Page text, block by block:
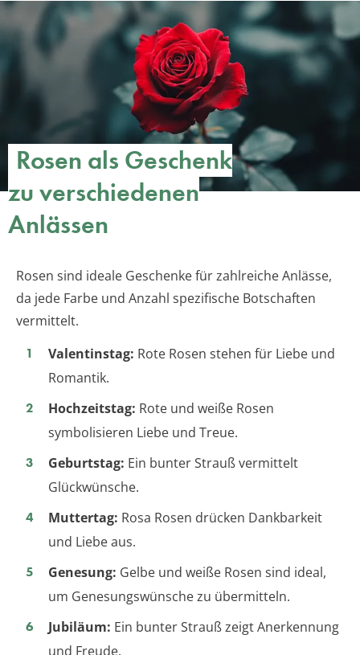
Rosen als Geschenk
zu verschiedenen
Anlässen
Rosen sind ideale Geschenke für zahlreiche Anlässe,
da jede Farbe und Anzahl spezifische Botschaften
vermittelt.
Valentinstag: Rote Rosen stehen für Liebe und
Romantik.
Hochzeitstag: Rote und weiße Rosen
symbolisieren Liebe und Treue.
Geburtstag: Ein bunter Strauß vermittelt
Glückwünsche.
Muttertag: Rosa Rosen drücken Dankbarkeit
und Liebe aus.
Genesung: Gelbe und weiße Rosen sind ideal,
um Genesungswünsche zu übermitteln.
Jubiläum: Ein bunter Strauß zeigt Anerkennung
und Freude.